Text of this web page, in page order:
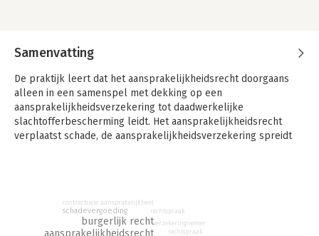
Samenvatting
De praktijk leert dat het aansprakelijkheidsrecht doorgaans
alleen in een samenspel met dekking op een
aansprakelijkheidsverzekering tot daadwerkelijke
slachtofferbescherming leidt. Het aansprakelijkheidsrecht
verplaatst schade, de aansprakelijkheidsverzekering spreidt
ingegaan op de juridische grondslag en het wettelijk kader van
deze verzekeringsvorm, op de aard en omvang van de
burgerlijk recht
schadevergoeding
contractuele aansprakelijkheid
rechtspraak
verzekeringnemer
rechtspraak